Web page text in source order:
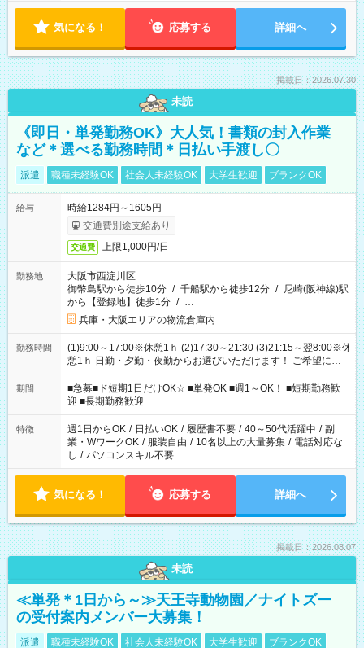
気になる！ 応募する 詳細へ
掲載日：2026.07.30
未読
《即日・単発勤務OK》大人気！書類の封入作業
など＊選べる勤務時間＊日払い手渡し〇
派遣 職種未経験OK 社会人未経験OK 大学生歓迎 ブランクOK
給与
時給1284円～1605円
交通費別途支給あり
交通費 上限1,000円/日
勤務地
大阪市西淀川区
御幣島駅から徒歩10分 / 千船駅から徒歩12分 / 尼崎(阪神線)駅
から【登録地】徒歩1分 / …
兵庫・大阪エリアの物流倉庫内
勤務時間
(1)9:00～17:00※休憩1ｈ (2)17:30～21:30 (3)21:15～翌8:00※休
憩1ｈ 日勤・夕勤・夜勤からお選びいただけます！ ご希望に合
わせて働けるお仕事です(*^^*) 【その他選べる勤務時間】 8-17
時/9-17時/9-18時/10-18時/11-21時/18-22時/20-翌4時/21-翌5
時/22-翌6時/0-翌8時 ご自身のご都合で選んで頂ける完全自由シ
フト！
期間
■急募■ド短期1日だけOK☆ ■単発OK ■週1～OK！ ■短期勤務歓
迎 ■長期勤務歓迎
特徴 週1日からOK / 日払いOK / 履歴書不要 / 40～50代活躍中 / 副
業・WワークOK / 服装自由 / 10名以上の大量募集 / 電話対応な
し / パソコンスキル不要
気になる！ 応募する 詳細へ
掲載日：2026.08.07
未読
≪単発＊1日から～≫天王寺動物園／ナイトズー
の受付案内メンバー大募集！
派遣 職種未経験OK 社会人未経験OK 大学生歓迎 ブランクOK